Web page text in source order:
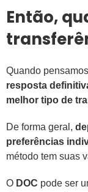
Então,
Quando
resposta
melhor tipo de
De forma geral,
preferências
método tem suas
O DOC pode ser